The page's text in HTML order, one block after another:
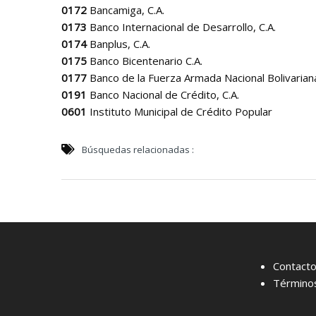
0172 Bancamiga, C.A.
0173 Banco Internacional de Desarrollo, C.A.
0174Banplus, C.A.
0175 Banco Bicentenario C.A.
0177 Banco de la Fuerza Armada Nacional
0191 Banco Nacional de Crédito, C.A.
0601 Instituto Municipal de Crédito Popular
Búsquedas relacionadas :
Contacto